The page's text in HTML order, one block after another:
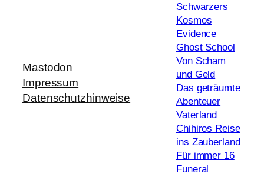
Mastodon
Impressum
Datenschutzhinweise
Schwarzers
Kosmos
Evidence
Ghost School
Von Scham
und Geld
Das geträumte
Abenteuer
Vaterland
Chihiros Reise
ins Zauberland
Für immer 16
Funeral